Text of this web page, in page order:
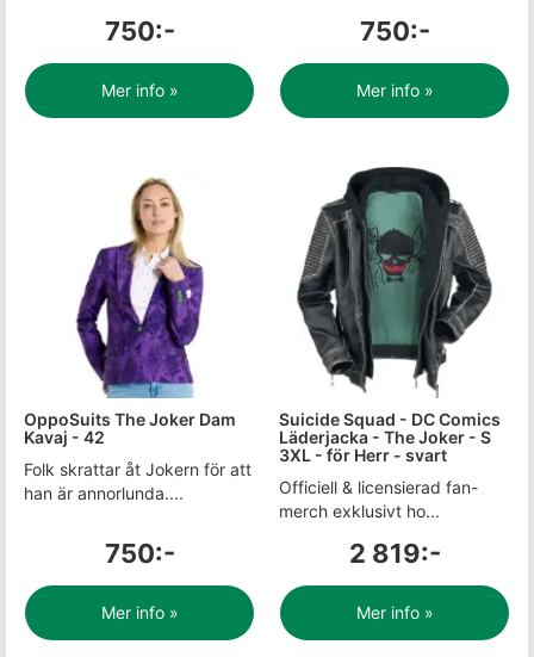
750:-
Mer info »
750:-
Mer info »
OppoSuits The Joker Dam
Kavaj - 42
Folk skrattar åt Jokern för att
han är annorlunda....
750:-
Mer info »
Suicide Squad - DC Comics
Läderjacka - The Joker - S
3XL - för Herr - svart
Officiell & licensierad fan-
merch exklusivt ho...
2 819:-
Mer info »